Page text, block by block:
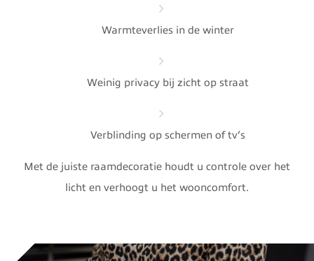
Warmteverlies in de winter
Weinig privacy bij zicht op straat
Verblinding op schermen of tv’s
Met de juiste raamdecoratie houdt u controle over het
licht en verhoogt u het wooncomfort.